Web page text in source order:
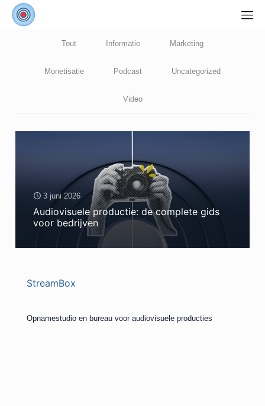
Tout Informatie Marketing
Monetisatie Podcast Uncategorized
Video
3 juni 2026
Audiovisuele productie: de complete gids
voor bedrijven
StreamBox
Opnamestudio en bureau voor audiovisuele producties